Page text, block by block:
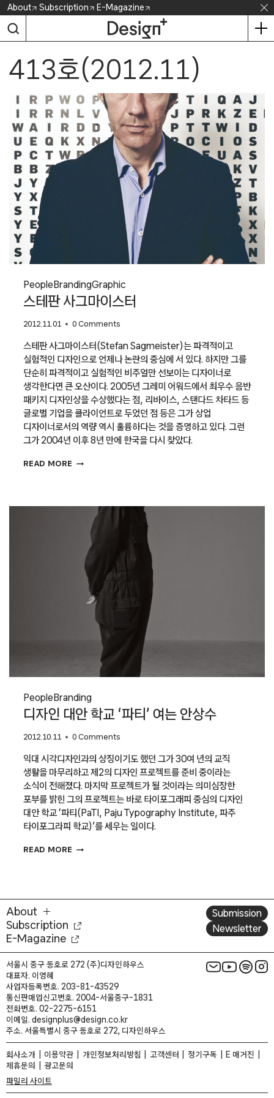
Skip
content
About Subscription E-Magazine
413호(2012.11)
PeopleBrandingGraphic
스테판 사그마이스터
2012.11.01 0 Comments
스테판 사그마이스터(Stefan Sagmeister)는 파격적이고
실험적인 디자인으로 언제나 논란의 중심에 서 있다. 하지만 그를
단순히 파격적이고 실험적인 비주얼만 선보이는 디자이너로
생각한다면 큰 오산이다. 2005년 그레미 어워드에서 최우수 음반
패키지 디자인상을 수상했다는 점, 리바이스, 스탠다드 차타드 등
글로벌 기업을 클라이언트로 두었던 점 등은 그가 상업
디자이너로서의 역량 역시 훌륭하다는 것을 증명하고 있다. 그런
그가 2004년 이후 8년 만에 한국을 다시 찾았다.
READ MORE 스테판
PeopleBranding
디자인 대안 학교 ‘파티’ 여는 안상수
2012.10.11 0 Comments
익대 시각디자인과의 상징이기도 했던 그가 30여 년의 교직
생활을 마무리하고 제2의 디자인 프로젝트를 준비 중이라는
소식이 전해졌다. 마지막 프로젝트가 될 것이라는 의미심장한
포부를 밝힌 그의 프로젝트는 바로 타이포그래피 중심의 디자인
대안 학교 ‘파티(PaTI, Paju Typography Institute, 파주
타이포그라피 학교)’를 세우는 일이다.
READ MORE 디자인
안상수
About
Subscription
E-Magazine
Submission
Newsletter
서울시 중구 동호로 272 (주)디자인하우스
대표자. 이영혜
사업자등록번호. 203-81-43529
통신판매업신고번호. 2004-서울중구-1831
전화번호. 02-2275-6151
이메일. designplus@design.co.kr
주소. 서울특별시 중구 동호로 272, 디자인하우스
회사소개 이용약관 개인정보처리방침 고객센터 정기구독
E 매거진
제휴문의
광고문의
패밀리 사이트